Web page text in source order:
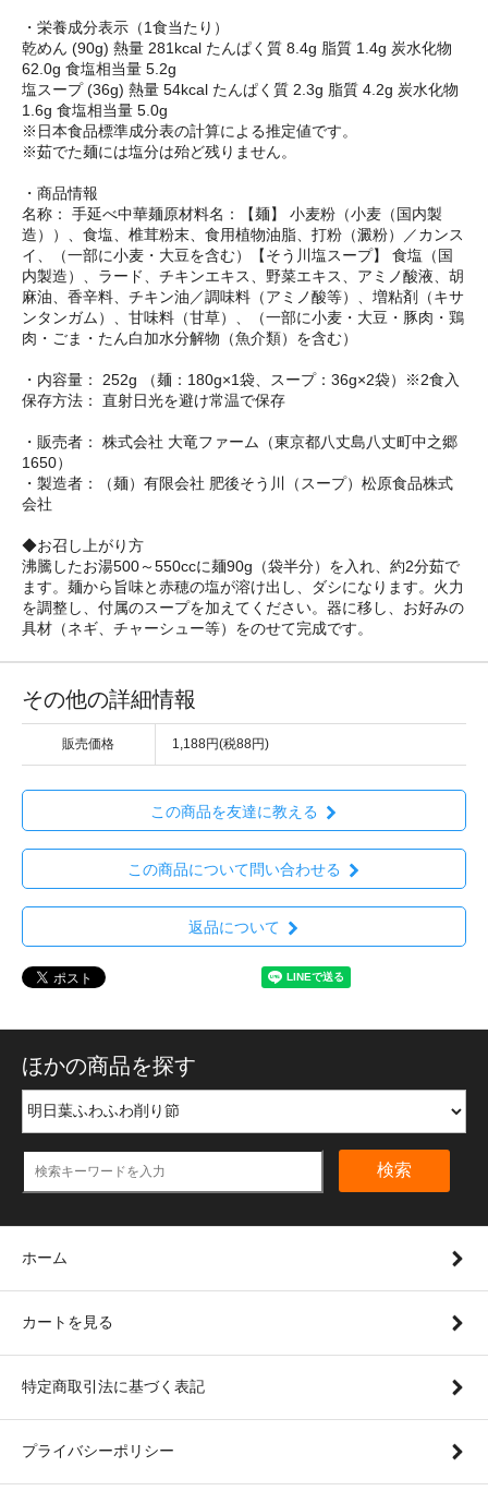
・栄養成分表示（1食当たり）
乾めん (90g) 熱量 281kcal たんぱく質 8.4g 脂質 1.4g 炭水化物
62.0g 食塩相当量 5.2g
塩スープ (36g) 熱量 54kcal たんぱく質 2.3g 脂質 4.2g 炭水化物
1.6g 食塩相当量 5.0g
※日本食品標準成分表の計算による推定値です。
※茹でた麺には塩分は殆ど残りません。
・商品情報
名称： 手延べ中華麺原材料名：【麺】 小麦粉（小麦（国内製
造））、食塩、椎茸粉末、食用植物油脂、打粉（澱粉）／カンス
イ、（一部に小麦・大豆を含む）【そう川塩スープ】 食塩（国
内製造）、ラード、チキンエキス、野菜エキス、アミノ酸液、胡
麻油、香辛料、チキン油／調味料（アミノ酸等）、増粘剤（キサ
ンタンガム）、甘味料（甘草）、（一部に小麦・大豆・豚肉・鶏
肉・ごま・たん白加水分解物（魚介類）を含む）
・内容量： 252g （麺：180g×1袋、スープ：36g×2袋）※2食入
保存方法： 直射日光を避け常温で保存
・販売者： 株式会社 大竜ファーム（東京都八丈島八丈町中之郷
1650）
・製造者：（麺）有限会社 肥後そう川（スープ）松原食品株式
会社
◆お召し上がり方
沸騰したお湯500～550ccに麺90g（袋半分）を入れ、約2分茹で
ます。麺から旨味と赤穂の塩が溶け出し、ダシになります。火力
を調整し、付属のスープを加えてください。器に移し、お好みの
具材（ネギ、チャーシュー等）をのせて完成です。
その他の詳細情報
販売価格 1,188円(税88円)
この商品を友達に教える
この商品について問い合わせる
返品について
ほかの商品を探す
検索
ホーム
カートを見る
特定商取引法に基づく表記
プライバシーポリシー